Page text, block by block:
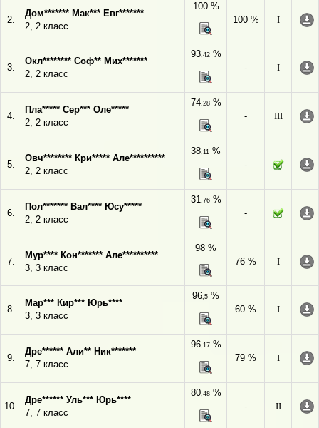
2.
Дом******* Мак*** Евг*******
2, 2 класс
100 %
100 %
I
3.
Окл******** Соф** Мих*******
2, 2 класс
93,42%
-
I
4.
Пла***** Сер*** Оле*****
2, 2 класс
74,28%
-
III
5.
Овч******** Кри***** Але**********
2, 2 класс
38,11 %
-
6.
Пол******* Вал**** Юсу*****
2, 2 класс
31,76%
-
7.
Мур**** Кон******* Але**********
3, 3 класс
98 %
76 %
I
8.
Мар*** Кир*** Юрь****
3, 3 класс
96,5 %
60 %
I
9.
Дре****** Али** Ник*******
7, 7 класс
96,17%
79 %
I
10.
Дре****** Уль*** Юрь****
7, 7 класс
80,48%
-
II